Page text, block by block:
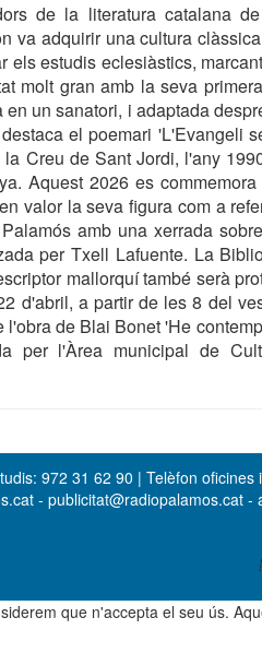
de la literatura catalana de
va adquirir una cultura
estudis eclesiàstics,
molt gran amb la seva
un sanatori, i adaptada
el poemari 'L'Evangeli
Creu de Sant Jordi, l'any
Aquest 2026 es
valor la seva figura com a
amb una xerrada
per Txell Lafuente. La
mallorquí també serà
d'abril, a partir de les 8 del
de Blai Bonet 'He
per l'Àrea municipal de
972 31 62 90 | Telèfon
- publicitat@radiopalamos.cat -
que n'accepta el seu ús.